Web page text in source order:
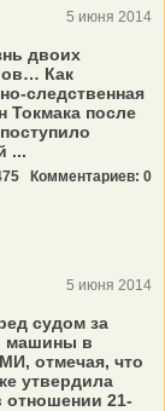
5 июня 2014
двоих
Как
следственная
Токмака после
...
Комментариев: 0
5 июня 2014
судом за
машины в
отмечая, что
утвердила
отношении 21-